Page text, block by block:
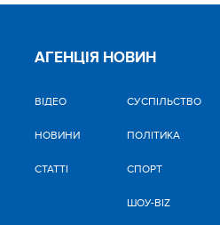
АГЕНЦІЯ НОВИН
ВІДЕО
НОВИНИ
СТАТТІ
CУСПІЛЬСТВО
ПОЛІТИКА
СПОРТ
ШОУ-BIZ